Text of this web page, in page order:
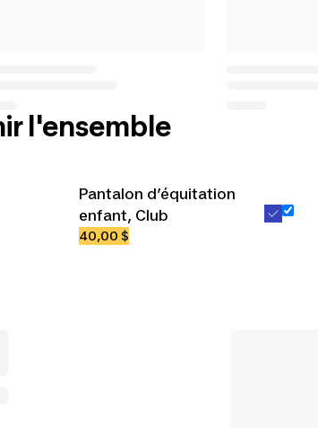
l'ensemble
Pantalon d’équitation
enfant, Club
40,00 $